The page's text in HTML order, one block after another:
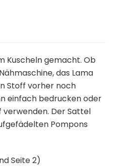
Kuscheln gemacht. Ob
das Lama
Stoff vorher noch
einfach bedrucken oder
Der Sattel
Pompons
Seite 2)